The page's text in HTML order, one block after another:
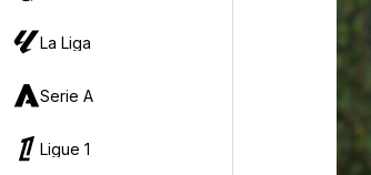
La Liga
Serie A
Ligue 1